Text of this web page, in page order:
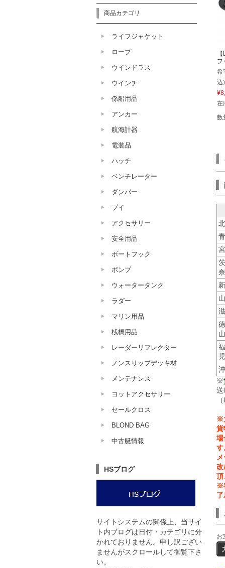
フ
希
込)
数
※
送
※
貨
場
す
改
頂
※
お
商品カテゴリ
ライフジャケット
ロープ
ウインドラス
ウインチ
係船用品
アンカー
航海計器
電装品
ハッチ
ベンチレーター
ダンパー
ブイ
アクセサリー
安全用品
ボートフック
ポンプ
ウォータータンク
ラダー
マリン用品
桟橋用品
レーダーリフレクター
ノンスリップデッキ材
メンテナンス
ヨットアクセサリー
セールクロス
BLOND BAG
中古艇情報
HSブログ
サイトシステムの関係上、当サイ
ト内ブログは日付・カテゴリに分
かれておりません。申し訳ござい
ませんがスクロールして御覧下さ
い。